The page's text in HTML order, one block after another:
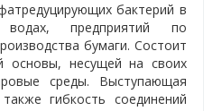
бактерий в
водах, предприятий по
бумаги. Состоит
основы, несущей на своих
среды. Выступающая
гибкость соединений